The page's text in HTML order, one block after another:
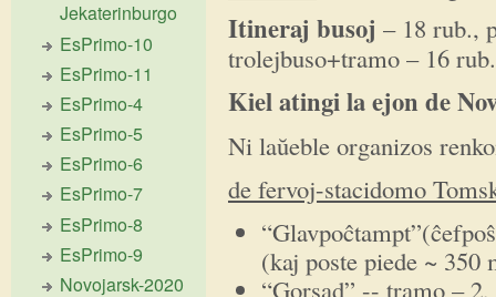
Itineraj busoj – 18 rub.,
trolejbuso+tramo – 16
Kiel atingi la ejon de
Ni laŭeble organizos
de fervoj-stacidomo
(kaj poste piede ~
“Gorsad” -- tramo –
Jekaterinburgo
EsPrimo-10
EsPrimo-11
EsPrimo-4
EsPrimo-5
EsPrimo-6
EsPrimo-7
EsPrimo-8
EsPrimo-9
Novojarsk-2020